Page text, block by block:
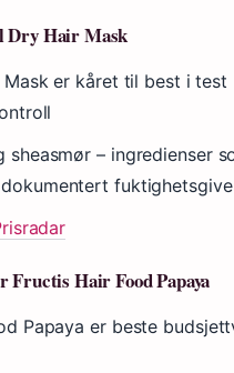
Dry Hair Mask
Mask er kåret til best i
sheasmør – ingredienser
Hair Food Papaya
Papaya er beste